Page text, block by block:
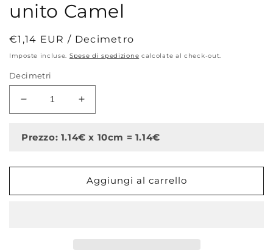
unito Camel
Prezzo
di
€1,14 EUR / Decimetro
Imposte incluse. Spese di spedizione calcolate al check-out.
Decimetri
Diminuisci
quantità
Doppia
goffrata
Camel
Aumenta
quantità
Doppia
goffrata
unito
Camel
Prezzo: 1.14€ x 10cm = 1.14€
Aggiungi al carrello